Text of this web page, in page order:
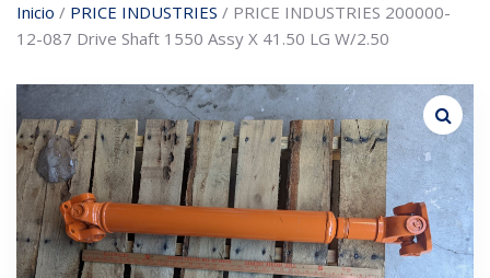
Inicio / PRICE INDUSTRIES / PRICE INDUSTRIES 200000-
12-087 Drive Shaft 1550 Assy X 41.50 LG W/2.50